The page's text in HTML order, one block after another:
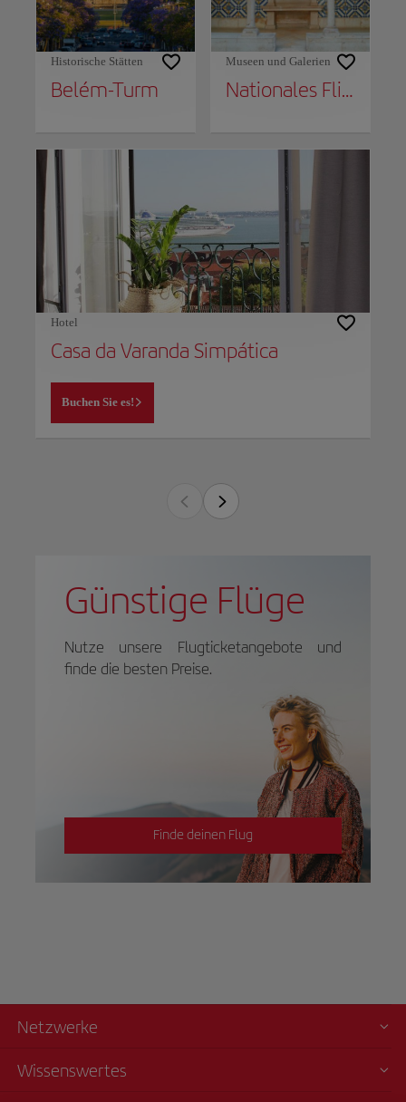
Historische Stätten
Belém-Turm
Museen und Galerien
Nationales Fliesenmuseum
Hotel
Casa da Varanda Simpática
Buchen Sie es!
Günstige Flüge
Nutze unsere Flugticketangebote und
finde die besten Preise.
Finde deinen Flug
Netzwerke
Wissenswertes